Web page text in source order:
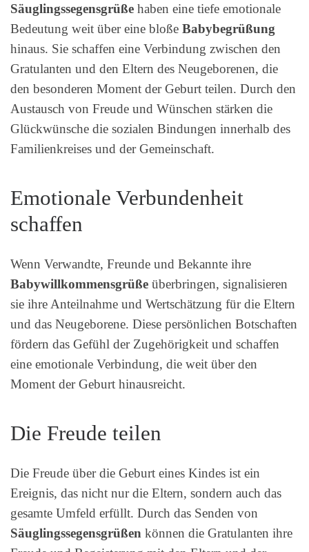
Säuglingssegensgrüße haben eine tiefe emotionale
Bedeutung weit über eine bloße Babybegrüßung
hinaus. Sie schaffen eine Verbindung zwischen den
Gratulanten und den Eltern des Neugeborenen, die
den besonderen Moment der Geburt teilen. Durch den
Austausch von Freude und Wünschen stärken die
Glückwünsche die sozialen Bindungen innerhalb des
Familienkreises und der Gemeinschaft.
Emotionale Verbundenheit
schaffen
Wenn Verwandte, Freunde und Bekannte ihre
Babywillkommensgrüße überbringen, signalisieren
sie ihre Anteilnahme und Wertschätzung für die Eltern
und das Neugeborene. Diese persönlichen Botschaften
fördern das Gefühl der Zugehörigkeit und schaffen
eine emotionale Verbindung, die weit über den
Moment der Geburt hinausreicht.
Die Freude teilen
Die Freude über die Geburt eines Kindes ist ein
Ereignis, das nicht nur die Eltern, sondern auch das
gesamte Umfeld erfüllt. Durch das Senden von
Säuglingssegensgrüßen können die Gratulanten ihre